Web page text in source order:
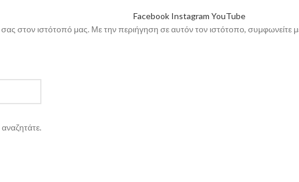
Facebook Instagram YouTube
στον ιστότοπό μας. Με την περιήγηση σε αυτόν τον ιστότοπο,